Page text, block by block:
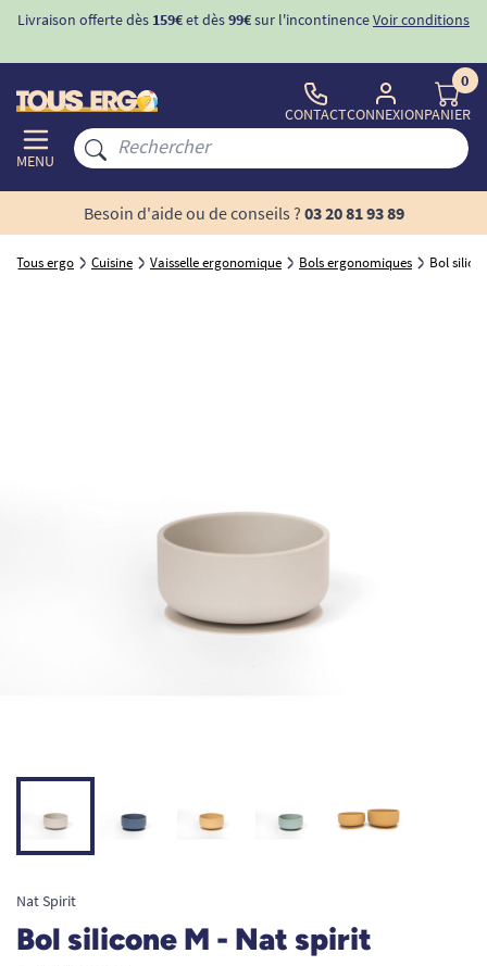
Livraison offerte dès 159€et dès99€sur l'incontinenceVoir conditions
MENU
CONTACTCONNEXION
0
PANIER
Besoin d'aide ou de conseils ? 03 20 81 93 89
Tous ergo Cuisine Vaisselle ergonomique Bols ergonomiques Bol
Nat Spirit
Bol silicone M - Nat spirit